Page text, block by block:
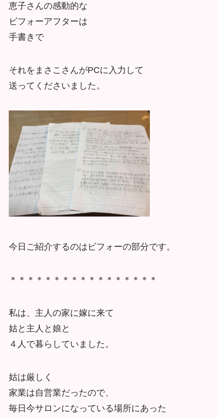
恵子さんの感動的な
ビフォーアフターは
手書きで
それをまさこさんがPCに入力して
送ってくださいました。
今日ご紹介するのはビフォーの部分です。
＊＊＊＊＊＊＊＊＊＊＊＊＊＊＊＊＊
私は、主人の家に嫁に来て
姑と主人と娘と
４人で暮らしていました。
姑は厳しく
家業は自営業だったので、
毎日今サロンになっている場所にあった